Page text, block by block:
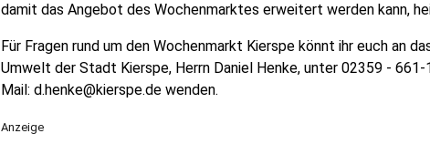
damit das Angebot des Wochenmarktes erweitert werden kann,
Für Fragen rund um den Wochenmarkt Kierspe könnt ihr euch an
Umwelt der Stadt Kierspe, Herrn Daniel Henke, unter 02359 -
Mail: d.henke@kierspe.de wenden.
Anzeige